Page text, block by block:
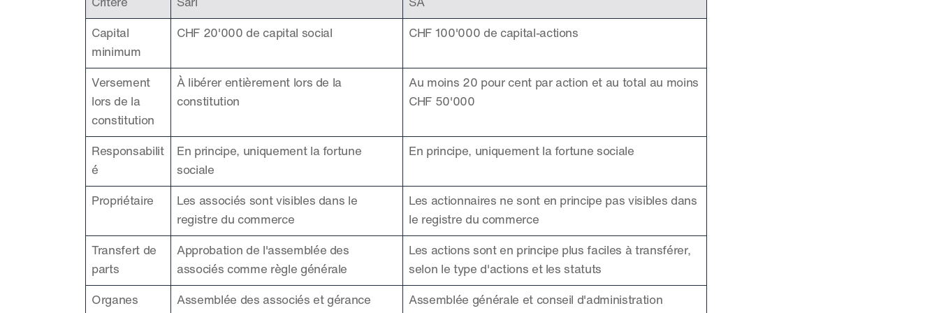
Critère Sàrl SA
Capital
minimum
CHF 20'000 de capital social CHF 100'000 de capital-actions
Versement
lors de la
constitution
À libérer entièrement lors de la
constitution
Au moins 20 pour cent par action et au total au moins
CHF 50'000
Responsabilit
é
En principe, uniquement la fortune
sociale
En principe, uniquement la fortune sociale
Propriétaire
Les associés sont visibles dans le
registre du commerce
Les actionnaires ne sont en principe pas visibles dans
le registre du commerce
Transfert de
parts
Approbation de l'assemblée des
associés comme règle générale
Les actions sont en principe plus faciles à transférer,
selon le type d'actions et les statuts
Organes Assemblée des associés et gérance Assemblée générale et conseil d'administration